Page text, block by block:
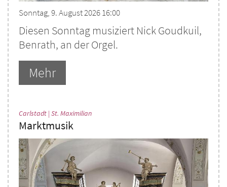
Sonntag, 9. August 2026 16:00
Diesen Sonntag musiziert Nick Goudkuil,
Benrath, an der Orgel.
Mehr
Carlstadt | St. Maximilian:
Marktmusik